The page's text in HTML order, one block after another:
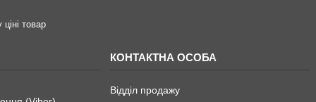
товар
Відділ продажу